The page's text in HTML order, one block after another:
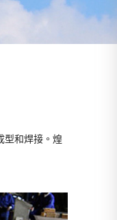
型和焊接。煌